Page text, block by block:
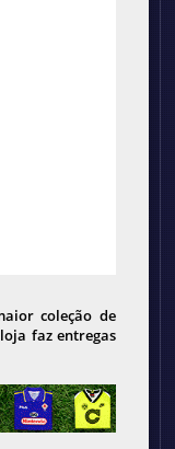
coleção de
faz entregas